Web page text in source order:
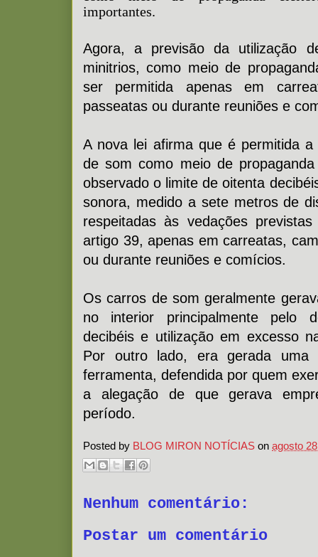
importantes.
Agora, a previsão da utilização
minitrios, como meio de
ser permitida apenas em
passeatas ou durante reuniões e
A nova lei afirma que é permitida
de som como meio de
observado o limite de oitenta
sonora, medido a sete metros de
respeitadas às vedações
artigo 39, apenas em carreatas,
ou durante reuniões e comícios.
Os carros de som geralmente
no interior principalmente pelo
decibéis e utilização em excesso
Por outro lado, era gerada uma
ferramenta, defendida por quem
a alegação de que gerava
período.
Posted by BLOG MIRON NOTÍCIAS on agosto
Nenhum comentário:
Postar um comentário